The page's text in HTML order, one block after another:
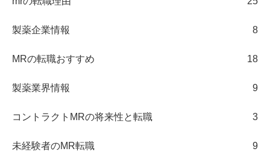
製薬企業情報 8
MRの転職おすすめ 18
製薬業界情報 9
コントラクトMRの将来性と転職 3
未経験者のMR転職 9